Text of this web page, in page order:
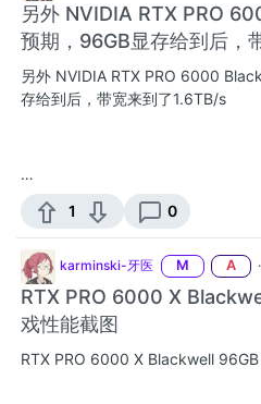
另外 NVIDIA RTX PRO
预期，96GB显存给到后，
另外 NVIDIA RTX PRO 6000
存给到后，带宽来到了1.6TB/s
…
1
0
karminski-牙医 M A ·
RTX PRO 6000 X
戏性能截图
RTX PRO 6000 X Blackwell